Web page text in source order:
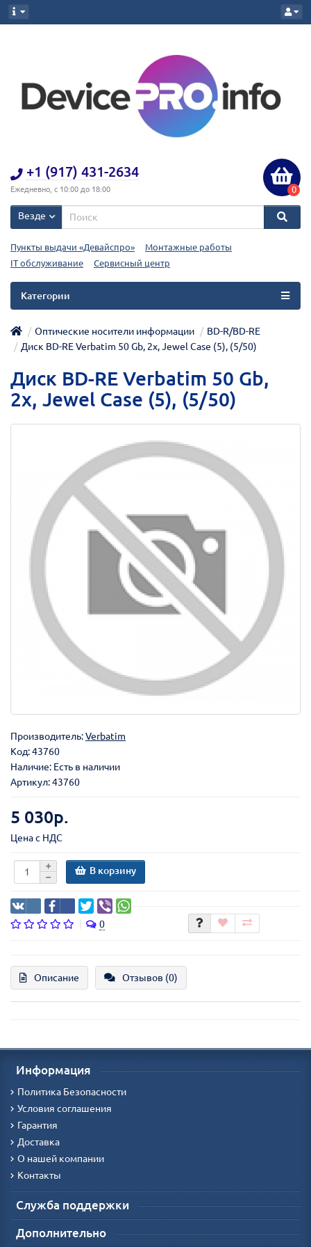
+1 (917) 431-2634
Ежедневно, с 10:00 до 18:00 0
Везде
Пункты выдачи «Девайспро»
Монтажные работы
IT обслуживание
Сервисный центр
Категории
Оптические носители информации
BD-R/BD-RE
Диск BD-RE Verbatim 50 Gb, 2x, Jewel Case (5), (5/50)
Диск BD-RE Verbatim 50 Gb,
2x, Jewel Case (5), (5/50)
Производитель:Verbatim
Код:43760
Наличие: Есть в наличии
Артикул: 43760
5 030р.
Цена с НДС
В корзину
0
Описание Отзывов (0)
Информация
Политика Безопасности
Условия соглашения
Гарантия
Доставка
О нашей компании
Контакты
Служба поддержки
Дополнительно